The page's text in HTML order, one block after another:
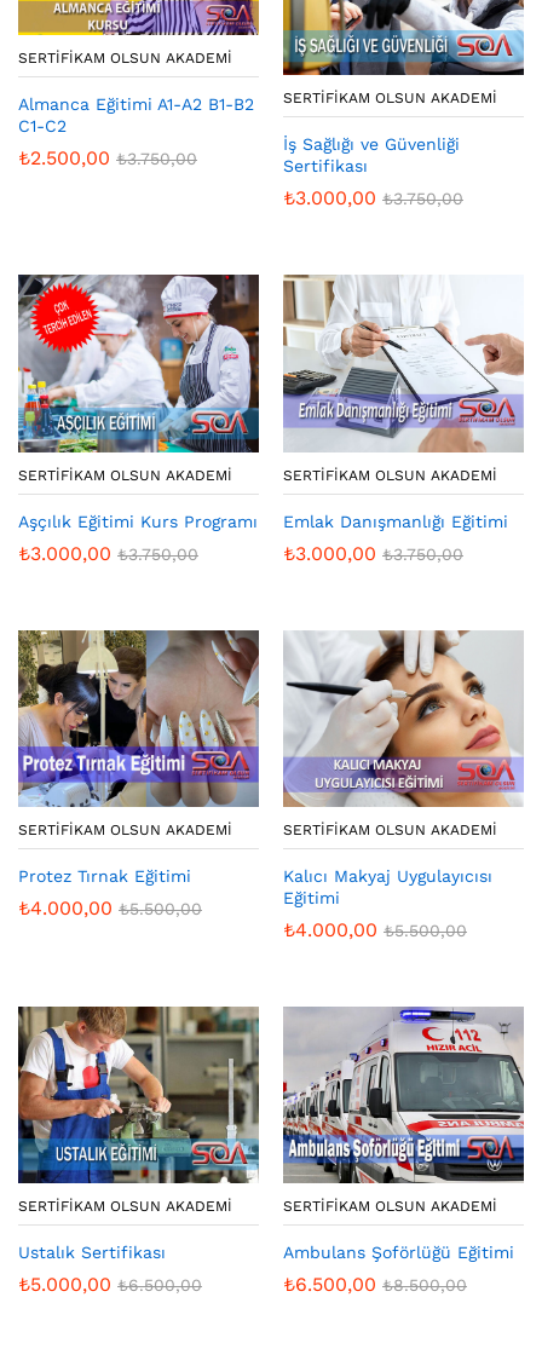
SERTIFIKAM OLSUN AKADEMI
Almanca Eğitimi A1-A2 B1-B2
C1-C2
₺2.500,00 ₺3.750,00
SERTIFIKAM OLSUN AKADEMI
İş Sağlığı ve Güvenliği
Sertifikası
₺3.000,00 ₺3.750,00
SERTIFIKAM OLSUN AKADEMI
Aşçılık Eğitimi Kurs Programı
₺3.000,00 ₺3.750,00
SERTIFIKAM OLSUN AKADEMI
Emlak Danışmanlığı Eğitimi
₺3.000,00 ₺3.750,00
SERTIFIKAM OLSUN AKADEMI
Protez Tırnak Eğitimi
₺4.000,00 ₺5.500,00
SERTIFIKAM OLSUN AKADEMI
Kalıcı Makyaj Uygulayıcısı
Eğitimi
₺4.000,00 ₺5.500,00
SERTIFIKAM OLSUN AKADEMI
Ustalık Sertifikası
₺5.000,00 ₺6.500,00
SERTIFIKAM OLSUN AKADEMI
Ambulans Şoförlüğü Eğitimi
₺6.500,00 ₺8.500,00